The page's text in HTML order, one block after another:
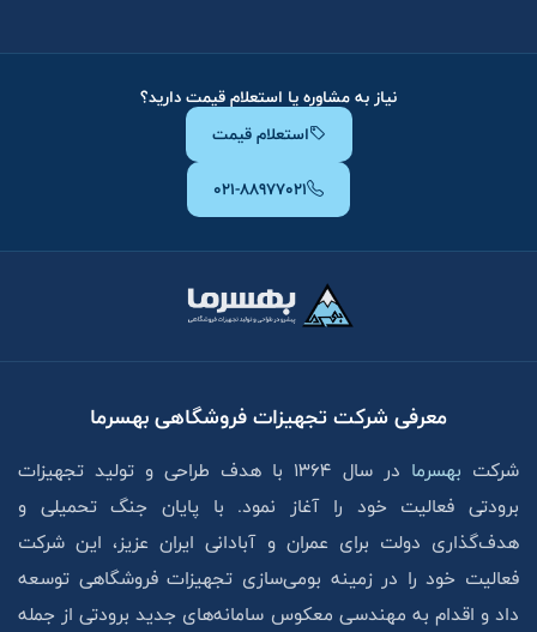
نیاز به مشاوره یا استعلام قیمت دارید؟
استعلام قیمت
۰۲۱-۸۸۹۷۷۰۲۱
معرفی شرکت تجهیزات فروشگاهی بهسرما
شرکت بهسرما
در سال ۱۳۶۴ با هدف طراحی و تولید تجهیزات
برودتی فعالیت خود را آغاز نمود. با پایان جنگ تحمیلی و
هدف‌گذاری دولت برای عمران و آبادانی ایران عزیز، این شرکت
فعالیت خود را در زمینه بومی‌سازی تجهیزات فروشگاهی توسعه
داد و اقدام به مهندسی معکوس سامانه‌های جدید برودتی از جمله